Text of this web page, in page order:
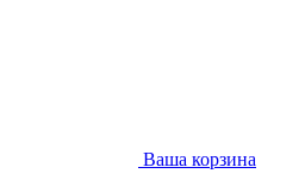
Ваша корзина